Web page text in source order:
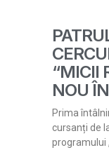
“MICII
NOU
Prima
cursanți de
programului